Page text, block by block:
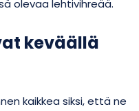
olevaa lehtivihreää.
keväällä
kaikkea siksi, että ne